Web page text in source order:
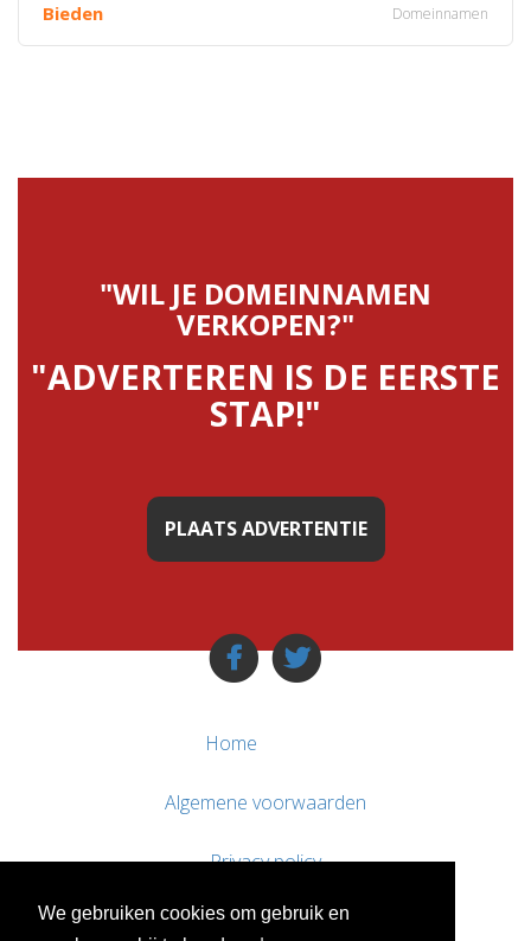
We gebruiken cookies om gebruik en
Bieden
Domeinnamen
"WIL JE DOMEINNAMEN
VERKOPEN?"
"ADVERTEREN IS DE EERSTE
STAP!"
PLAATS ADVERTENTIE
Home
Algemene voorwaarden
Privacy policy
Contact / Support